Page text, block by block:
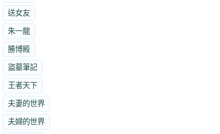
送女友
朱一龍
勝博殿
盜墓筆記
王者天下
夫妻的世界
夫婦的世界